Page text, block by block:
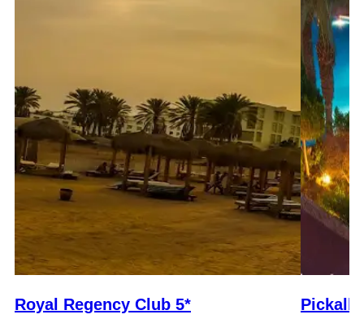
Royal Regency Club 5*